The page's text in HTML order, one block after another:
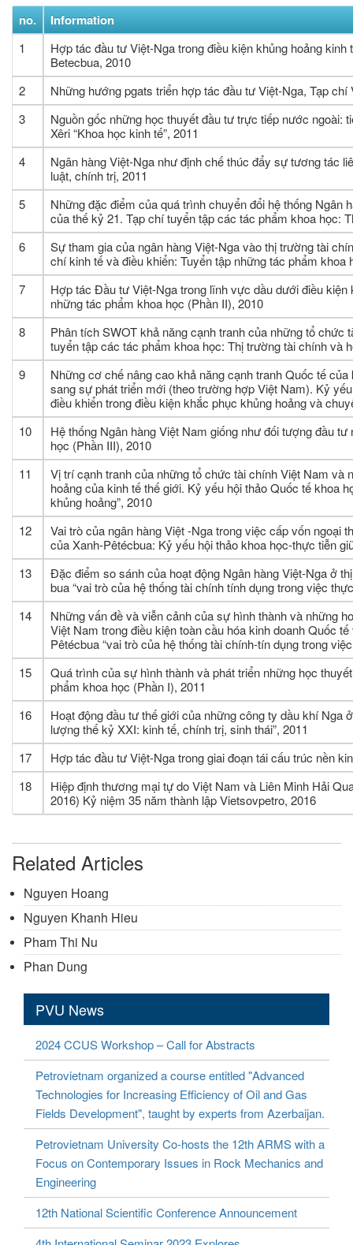
no. Information
1
Hợp tác đầu tư Việt-Nga trong điều kiện khủng hoảng
Betecbua, 2010
2
Những hướng pgats triển hợp tác đầu tư Việt-Nga, Tạp chí
3
Nguồn gốc những học thuyết đầu tư trực tiếp nước ngoài:
Xêri “Khoa học kinh tế”, 2011
4
Ngân hàng Việt-Nga như định chế thúc đẩy sự tương tác
luật, chính trị, 2011
5
Những đặc điểm của quá trình chuyển đổi hệ thống
của thế kỷ 21. Tạp chí tuyển tập các tác phẩm khoa học:
6
Sự tham gia của ngân hàng Việt-Nga vào thị trường tài
chí kinh tế và điều khiển: Tuyển tập những tác phẩm khoa
7
Hợp tác Đầu tư Việt-Nga trong lĩnh vực dầu dưới điều
những tác phẩm khoa học (Phần II), 2010
8
Phân tích SWOT khả năng cạnh tranh của những tổ
tuyển tập các tác phẩm khoa học: Thị trường tài chính và
9
Những cơ chế nâng cao khả năng cạnh tranh Quốc tế
sang sự phát triển mới (theo trường hợp Việt Nam). Kỷ
điều khiển trong điều kiện khắc phục khủng hoảng và
10
Hệ thống Ngân hàng Việt Nam giống như đối tượng đầu
học (Phần III), 2010
11
Vị trí cạnh tranh của những tổ chức tài chính Việt Nam và
hoảng của kinh tế thế giới. Kỷ yếu hội thảo Quốc tế khoa
khủng hoảng”, 2010
12
Vai trò của ngân hàng Việt -Nga trong việc cấp vốn
của Xanh-Pêtécbua: Kỷ yếu hội thảo khoa học-thực tiễn
13
Đặc điểm so sánh của hoạt động Ngân hàng Việt-Nga ở
bua “vai trò của hệ thống tài chính tính dụng trong việc
14
Những vấn đề và viễn cảnh của sự hình thành và những
Việt Nam trong điều kiện toàn cầu hóa kinh doanh Quốc
Pêtécbua “vai trò của hệ thống tài chính-tín dụng trong
15
Quá trình của sự hình thành và phát triển những học
phẩm khoa học (Phần I), 2011
16
Hoạt động đầu tư thế giới của những công ty dầu khí Nga
lượng thế kỷ XXI: kinh tế, chính trị, sinh thái”, 2011
17
Hợp tác đầu tư Việt-Nga trong giai đoạn tái cấu trúc nền
18
Hiệp định thương mại tự do Việt Nam và Liên Minh Hải
2016) Kỷ niệm 35 năm thành lập Vietsovpetro, 2016
Related Articles
Nguyen Hoang
Nguyen Khanh Hieu
Pham Thi Nu
Phan Dung
PVU News
2024 CCUS Workshop – Call for Abstracts
Petrovietnam organized a course entitled "Advanced
Technologies for Increasing Efficiency of Oil and Gas
Fields Development", taught by experts from Azerbaijan.
Petrovietnam University Co-hosts the 12th ARMS with a
Focus on Contemporary Issues in Rock Mechanics and
Engineering
12th National Scientific Conference Announcement